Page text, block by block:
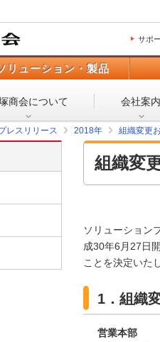
サポ
リューション・製品
商会について 会社案内
レスリリース 2018年 組織変更
組織変
ソリューション
成30年6月27日
ことを決定いた
1．組織
営業本部